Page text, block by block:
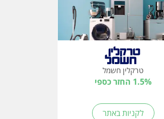
טרקלין חשמל
1.5% החזר כספי
לקניות באתר